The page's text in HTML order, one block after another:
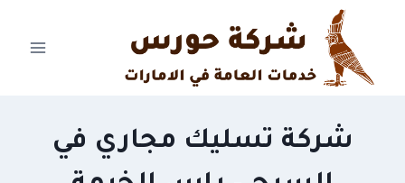
content
شركة تسليك مجاري في